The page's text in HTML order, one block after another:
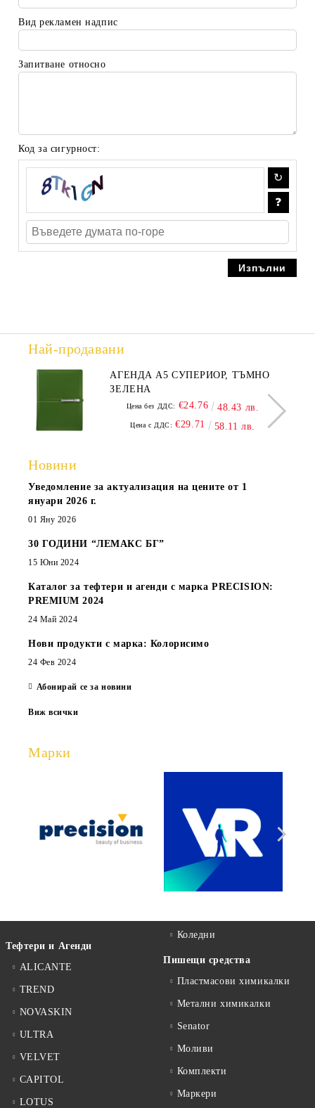
Вид рекламен надпис
Запитване относно
Код за сигурност:
Най-продавани
АГЕНДА А5 СУПЕРИОР, ТЪМНО
ЗЕЛЕНА
Цена без ДДС: €24.76 48.43 лв.
Цена с ДДС: €29.71 58.11 лв.
Новини
Уведомление за актуализация на цените от 1
януари 2026 г.
01 Яну 2026
30 ГОДИНИ “ЛЕМАКС БГ”
15 Юни 2024
Каталог за тефтери и агенди с марка PRECISION:
PREMIUM 2024
24 Май 2024
Нови продукти с марка: Колорисимо
24 Фев 2024
Абонирай се за новини
Виж всички
Марки
Тефтери и Агенди
ALICANTE
TREND
NOVASKIN
ULTRA
VELVET
CAPITOL
LOTUS
Коледни
Пишещи средства
Пластмасови химикалки
Метални химикалки
Senator
Моливи
Комплекти
Маркери